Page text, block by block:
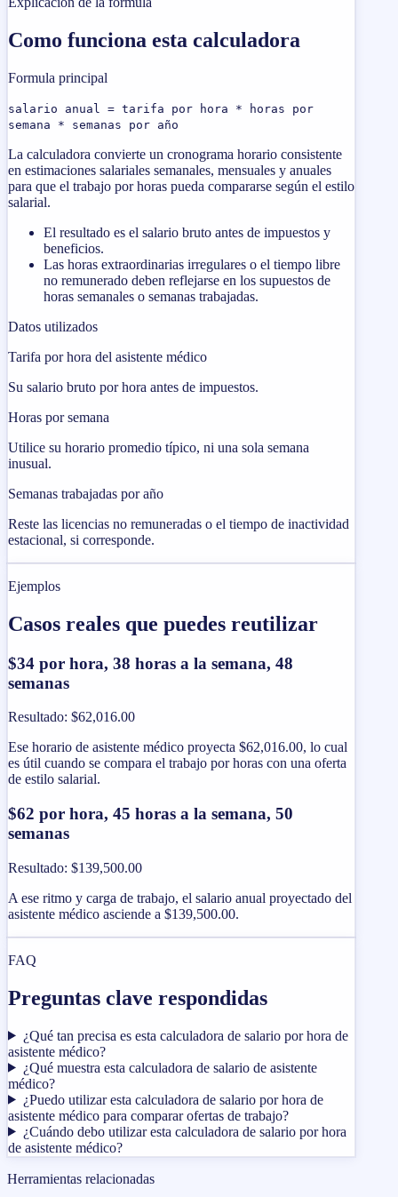
Como funciona esta calculadora
Formula principal
salario anual = tarifa por hora * horas por
semana * semanas por año
La calculadora convierte un cronograma horario consistente
en estimaciones salariales semanales, mensuales y anuales
para que el trabajo por horas pueda compararse según el estilo
salarial.
El resultado es el salario bruto antes de impuestos y
beneficios.
Las horas extraordinarias irregulares o el tiempo libre
no remunerado deben reflejarse en los supuestos de
horas semanales o semanas trabajadas.
Datos utilizados
Tarifa por hora del asistente médico
Su salario bruto por hora antes de impuestos.
Horas por semana
Utilice su horario promedio típico, ni una sola semana
inusual.
Semanas trabajadas por año
Reste las licencias no remuneradas o el tiempo de inactividad
estacional, si corresponde.
Ejemplos
Casos reales que puedes reutilizar
$34 por hora, 38 horas a la semana, 48
semanas
Resultado: $62,016.00
Ese horario de asistente médico proyecta $62,016.00, lo cual
es útil cuando se compara el trabajo por horas con una oferta
de estilo salarial.
$62 por hora, 45 horas a la semana, 50
semanas
Resultado: $139,500.00
A ese ritmo y carga de trabajo, el salario anual proyectado del
asistente médico asciende a $139,500.00.
FAQ
Preguntas clave respondidas
¿Qué tan precisa es esta calculadora de salario por hora de
asistente médico?
¿Qué muestra esta calculadora de salario de asistente
médico?
¿Puedo utilizar esta calculadora de salario por hora de
asistente médico para comparar ofertas de trabajo?
¿Cuándo debo utilizar esta calculadora de salario por hora
de asistente médico?
Herramientas relacionadas